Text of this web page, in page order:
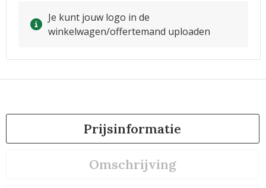
Je kunt jouw logo in de
winkelwagen/offertemand uploaden
Prijsinformatie
Omschrijving